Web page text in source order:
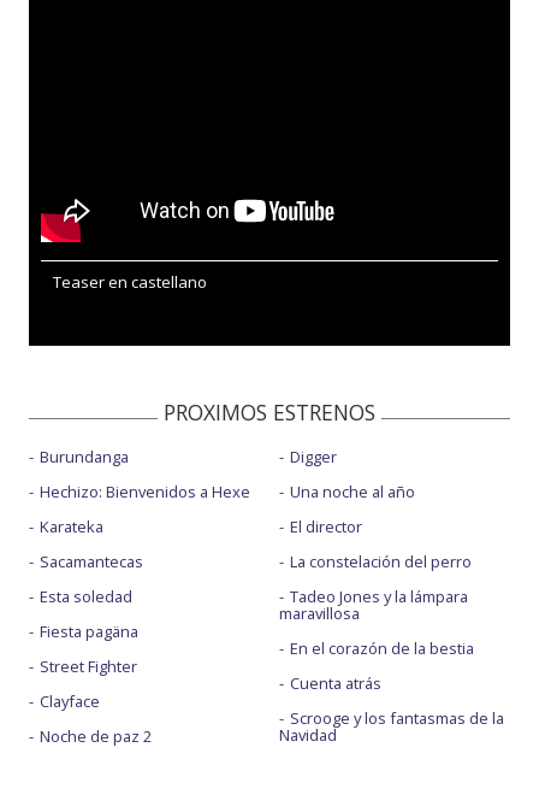
Teaser en castellano
PROXIMOS ESTRENOS
Burundanga
Hechizo: Bienvenidos a Hexe
Karateka
Sacamantecas
Esta soledad
Fiesta pagäna
Street Fighter
Clayface
Noche de paz 2
Digger
Una noche al año
El director
La constelación del perro
Tadeo Jones y la lámpara
maravillosa
En el corazón de la bestia
Cuenta atrás
Scrooge y los fantasmas de la
Navidad